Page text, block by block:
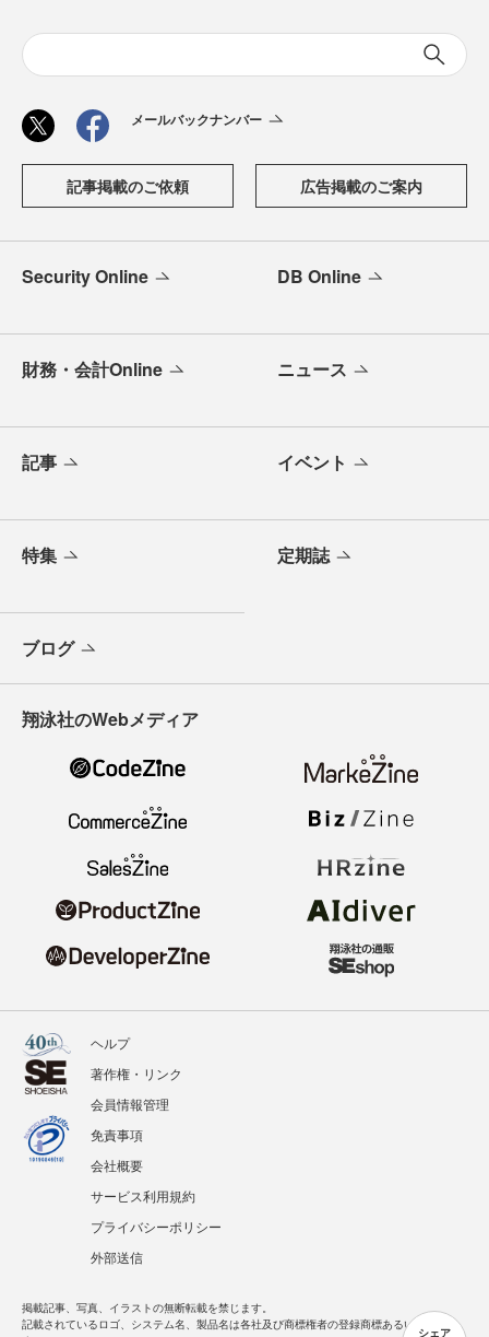
シェア
メールバックナンバー
記事掲載のご依頼 広告掲載のご案内
Security Online DB Online
財務・会計Online ニュース
記事 イベント
特集 定期誌
ブログ
翔泳社のWebメディア
ヘルプ
著作権・リンク
会員情報管理
免責事項
会社概要
サービス利用規約
プライバシーポリシー
外部送信
掲載記事、写真、イラストの無断転載を禁じます。
記載されているロゴ、システム名、製品名は各社及び商標権者の登録商標あるいは商標で